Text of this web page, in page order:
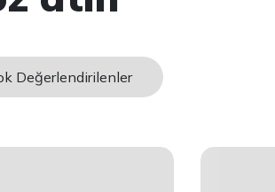
Değerlendirilenler